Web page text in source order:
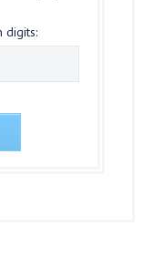
digits: